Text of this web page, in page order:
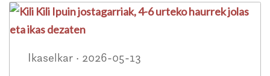
Ikaselkar · 2026-05-13